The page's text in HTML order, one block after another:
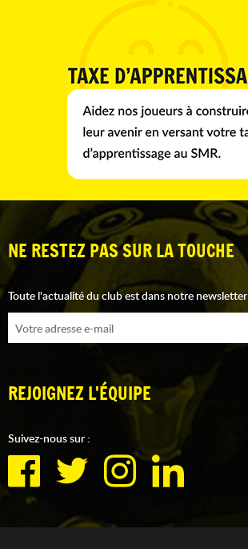
NE RESTEZ PAS SUR LA TOUCHE
Toute l'actualité du club est dans notre newsletter
REJOIGNEZ L'ÉQUIPE
Suivez-nous sur :